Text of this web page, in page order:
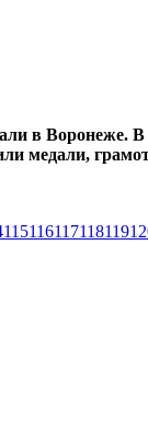
в Воронеже.
медали,
115116117118119